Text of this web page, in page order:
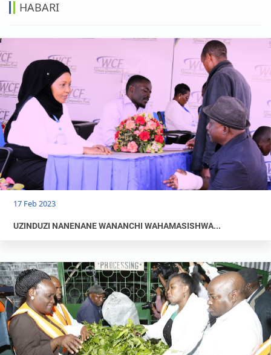
HABARI
17 Feb 2023
UZINDUZI NANENANE WANANCHI WAHAMASISHWA...